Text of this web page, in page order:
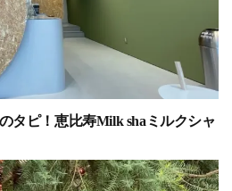
タピ！恵比寿Milk shaミルクシャ